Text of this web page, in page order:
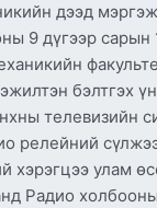
дээд
9 дүгээр
бэлтгэх
телевизийн
релейний
улам
Радио